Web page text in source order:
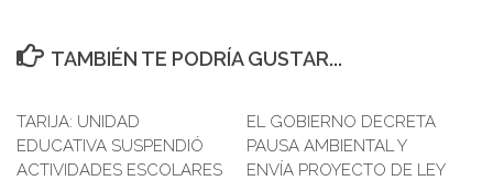
TAMBIÉN TE PODRÍA GUSTAR...
TARIJA: UNIDAD
EDUCATIVA SUSPENDIÓ
ACTIVIDADES ESCOLARES
EL GOBIERNO DECRETA
PAUSA AMBIENTAL Y
ENVÍA PROYECTO DE LEY